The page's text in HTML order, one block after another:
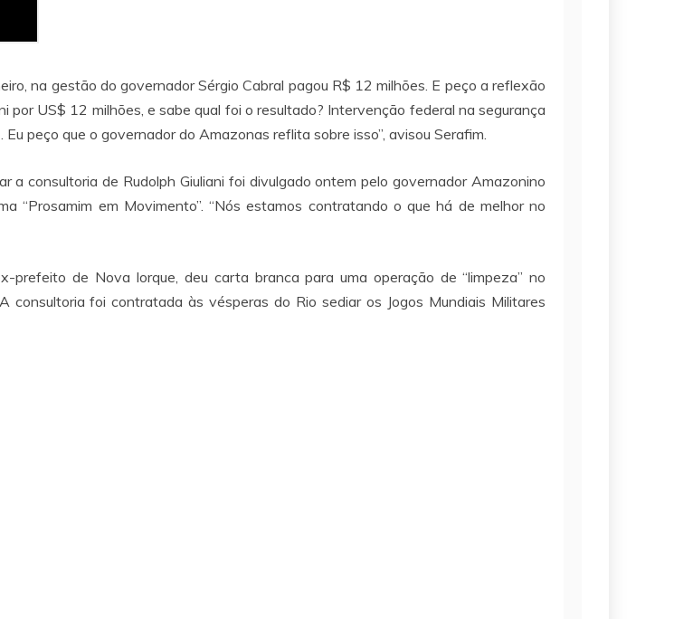
na gestão do governador Sérgio Cabral pagou R$ 12 milhões. E peço a reflexão
por US$ 12 milhões, e sabe qual foi o resultado? Intervenção federal na segurança
peço que o governador do Amazonas reflita sobre isso”, avisou Serafim.
consultoria de Rudolph Giuliani foi divulgado ontem pelo governador Amazonino
“Prosamim em Movimento”. “Nós estamos contratando o que há de melhor no
de Nova Iorque, deu carta branca para uma operação de “limpeza” no
consultoria foi contratada às vésperas do Rio sediar os Jogos Mundiais Militares